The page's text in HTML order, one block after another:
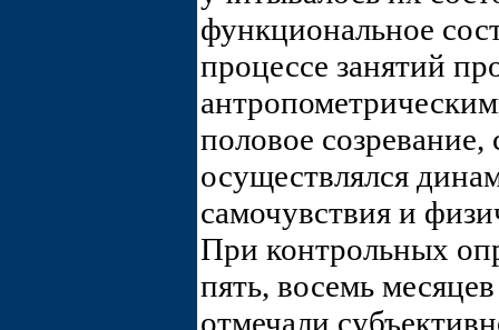
функциональное
процессе занятий
половое
осуществлялся
самочувствия и
При контрольных
пять, восемь
отмечали